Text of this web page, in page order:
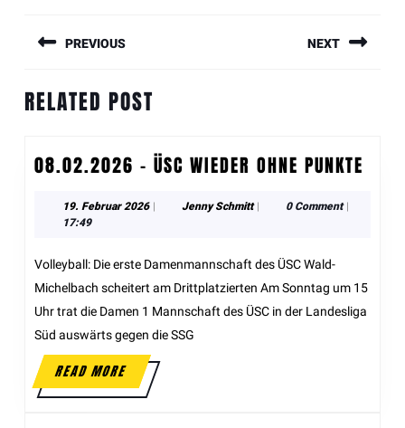
PREVIOUS
Previous
post:
NEXT
RELATED POST
08.02.2026 – ÜSC WIEDER OHNE PUNKTE
19. Februar 2026 | Jenny Schmitt | 0 Comment |
17:49
Volleyball: Die erste Damenmannschaft des ÜSC Wald-
Michelbach scheitert am Drittplatzierten Am Sonntag um 15
Uhr trat die Damen 1 Mannschaft des ÜSC in der Landesliga
Süd auswärts gegen die SSG
READ MORE